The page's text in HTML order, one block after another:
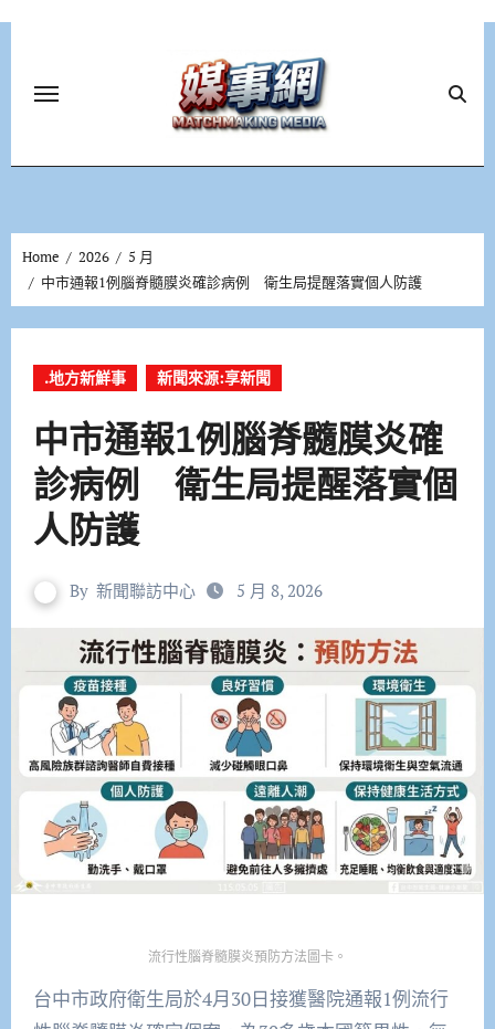
Home 2026
5 月
中市通報1例腦脊髓膜炎確診病例 衛生局提醒落實個人防護
.地方新鮮事 新聞來源:享新聞
中市通報1例腦脊髓膜炎確
診病例 衛生局提醒落實個
人防護
By 新聞聯訪中心 5 月 8, 2026
流行性腦脊髓膜炎預防方法圖卡。
台中市政府衛生局於4月30日接獲醫院通報1例流行